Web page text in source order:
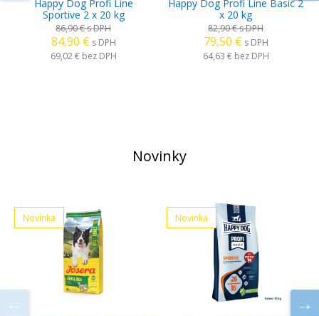
Happy Dog Profi Line
Sportive 2 x 20 kg
86,90 €s DPH
84,90 € s DPH
69,02 € bez DPH
Happy Dog Profi Line Basic 2
x 20 kg
82,90 €s DPH
79,50 € s DPH
64,63 € bez DPH
Novinky
Novinka Novinka